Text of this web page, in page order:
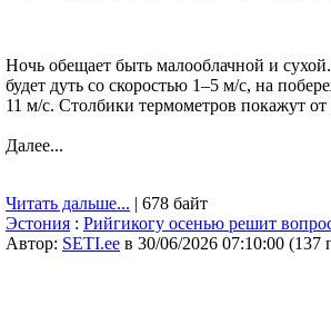
Ночь обещает быть малооблачной и
будет дуть со скоростью 1–5 м/с, на
11 м/с. Столбики термометров покажут от
Далее...
Читать дальше... | 678 байт
Эстония : Рийгикогу осенью решит
Автор: SETI.ee в 30/06/2026 07:10:00 (137